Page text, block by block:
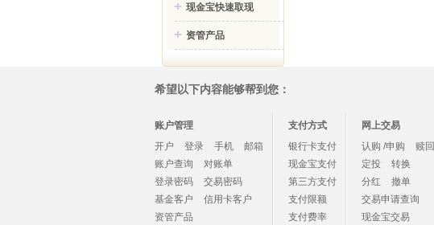
现金宝快速取现
资管产品
希望以下内容能够帮到您：
账户管理
开户
登录 手机
邮箱
账户查询
对账单
登录密码
交易密码
基金客户
信用卡客户
资管产品
支付方式
银行卡支付
现金宝支付
第三方支付
支付限额
支付费率
网上交易
认购 /申购
赎回
定投
转换
分红
撤单
交易申请查询
现金宝交易